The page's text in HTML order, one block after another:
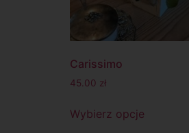
Carissimo
45.00 zł
Wybierz opcje